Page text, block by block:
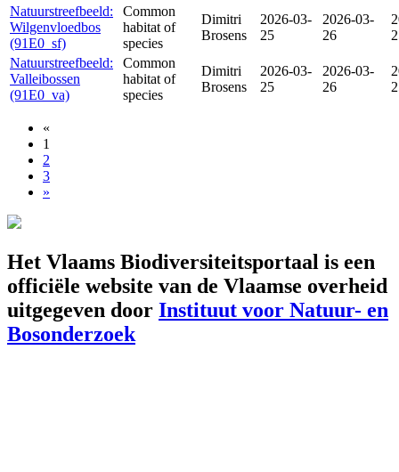
Natuurstreefbeeld:
Wilgenvloedbos
(91E0_sf)
Common
habitat of
species
Dimitri
Brosens
2026-03-
25
2026-03-
26
Natuurstreefbeeld:
Valleibossen
(91E0_va)
Common
habitat of
species
Dimitri
Brosens
2026-03-
25
2026-03-
26
«
1
2
3
»
Het Vlaams Biodiversiteitsportaal is een
officiële website van de Vlaamse overheid
uitgegeven door Instituut voor Natuur- en
Bosonderzoek